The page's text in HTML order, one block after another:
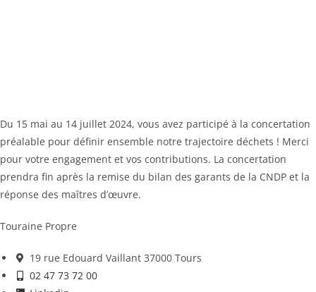
Du 15 mai au 14 juillet 2024, vous avez participé à la concertation
préalable pour définir ensemble notre trajectoire déchets ! Merci
pour votre engagement et vos contributions. La concertation
prendra fin après la remise du bilan des garants de la CNDP et la
réponse des maîtres d’œuvre.
Touraine Propre
19 rue Edouard Vaillant 37000 Tours
02 47 73 72 00